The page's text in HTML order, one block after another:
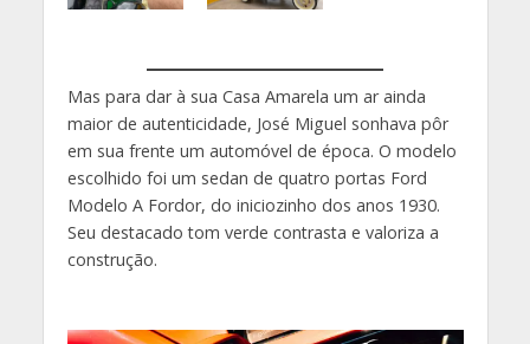
Mas para dar à sua Casa Amarela um ar ainda
maior de autenticidade, José Miguel sonhava pôr
em sua frente um automóvel de época. O modelo
escolhido foi um sedan de quatro portas Ford
Modelo A Fordor, do iniciozinho dos anos 1930.
Seu destacado tom verde contrasta e valoriza a
construção.